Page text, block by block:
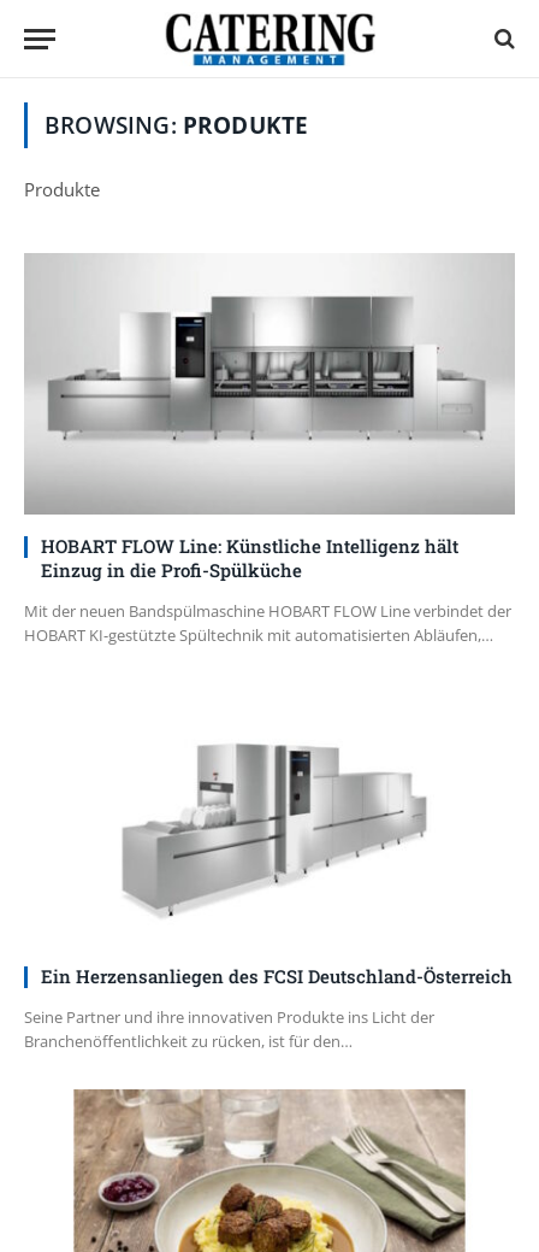
BROWSING: PRODUKTE
Produkte
HOBART FLOW Line: Künstliche Intelligenz hält
Einzug in die Profi-Spülküche
Mit der neuen Bandspülmaschine HOBART FLOW Line verbindet der
HOBART KI-gestützte Spültechnik mit automatisierten Abläufen,…
Ein Herzensanliegen des FCSI Deutschland-Österreich
Seine Partner und ihre innovativen Produkte ins Licht der
Branchenöffentlichkeit zu rücken, ist für den…